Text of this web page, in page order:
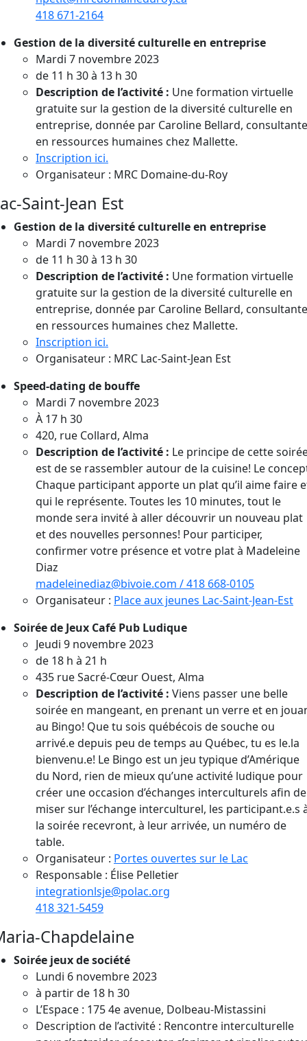
418 671-2164
Gestion de la diversité culturelle en entreprise
Mardi 7 novembre 2023
de 11 h 30 à 13 h 30
Description de l’activité : Une formation virtuelle
gratuite sur la gestion de la diversité culturelle en
entreprise, donnée par Caroline Bellard, consultante
en ressources humaines chez Mallette.
Inscription ici.
Organisateur : MRC Domaine-du-Roy
Saint-Jean Est
Gestion de la diversité culturelle en entreprise
Mardi 7 novembre 2023
de 11 h 30 à 13 h 30
Description de l’activité : Une formation virtuelle
gratuite sur la gestion de la diversité culturelle en
entreprise, donnée par Caroline Bellard, consultante
en ressources humaines chez Mallette.
Inscription ici.
Organisateur : MRC Lac-Saint-Jean Est
Speed-dating de bouffe
Mardi 7 novembre 2023
À 17 h 30
420, rue Collard, Alma
Description de l’activité : Le principe de cette
est de se rassembler autour de la cuisine! Le
Chaque participant apporte un plat qu’il aime faire
qui le représente. Toutes les 10 minutes, tout le
monde sera invité à aller découvrir un nouveau plat
et des nouvelles personnes! Pour participer,
confirmer votre présence et votre plat à Madeleine
Diaz
madeleinediaz@bivoie.com /418 668-0105
Organisateur : Place aux jeunes Lac-Saint-Jean-Est
Soirée de Jeux Café Pub Ludique
Jeudi 9 novembre 2023
de 18 h à 21 h
435 rue Sacré-Cœur Ouest, Alma
Description de l’activité : Viens passer une belle
soirée en mangeant, en prenant un verre et en
au Bingo! Que tu sois québécois de souche ou
arrivé.e depuis peu de temps au Québec, tu es le.la
bienvenu.e! Le Bingo est un jeu typique d’Amérique
du Nord, rien de mieux qu’une activité ludique pour
créer une occasion d’échanges interculturels afin de
miser sur l’échange interculturel, les participant.e.s
la soirée recevront, à leur arrivée, un numéro de
table.
Organisateur : Portes ouvertes sur le Lac
Responsable : Élise Pelletier
integrationlsje@polac.org
418 321-5459
Chapdelaine
Soirée jeux de société
Lundi 6 novembre 2023
à partir de 18 h 30
L’Espace : 175 4e avenue, Dolbeau-Mistassini
Description de l’activité : Rencontre interculturelle